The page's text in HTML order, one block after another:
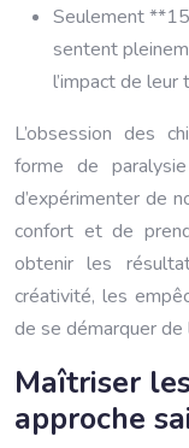
Seulement
sentent
l’impact de leur
L’obsession des
forme de
d’expérimenter de
confort et de
obtenir les
créativité, les
de se démarquer de
Maîtriser
approche